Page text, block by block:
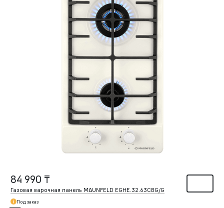
84 990 ₸
Газовая варочная панель MAUNFELD EGHE.32.63CBG/G
Под заказ